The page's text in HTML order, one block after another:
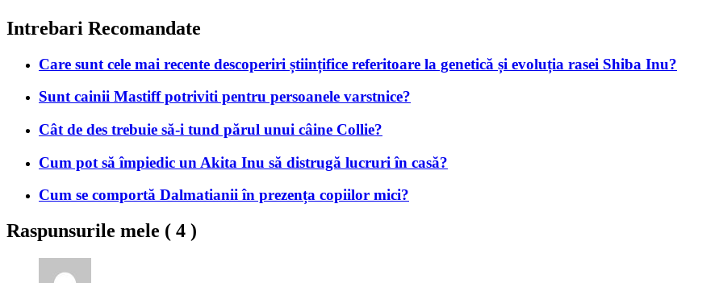
Intrebari Recomandate
Care sunt cele mai recente descoperiri științifice referitoare la genetică și evoluția rasei Shiba Inu?
Sunt cainii Mastiff potriviti pentru persoanele varstnice?
Cât de des trebuie să-i tund părul unui câine Collie?
Cum pot să împiedic un Akita Inu să distrugă lucruri în casă?
Cum se comportă Dalmatianii în prezența copiilor mici?
Raspunsurile mele ( 4 )